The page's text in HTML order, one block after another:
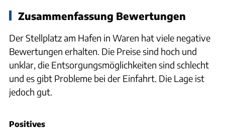
Zusammenfassung Bewertungen
Der Stellplatz am Hafen in Waren hat viele negative
Bewertungen erhalten. Die Preise sind hoch und
unklar, die Entsorgungsmöglichkeiten sind schlecht
und es gibt Probleme bei der Einfahrt. Die Lage ist
jedoch gut.
Positives